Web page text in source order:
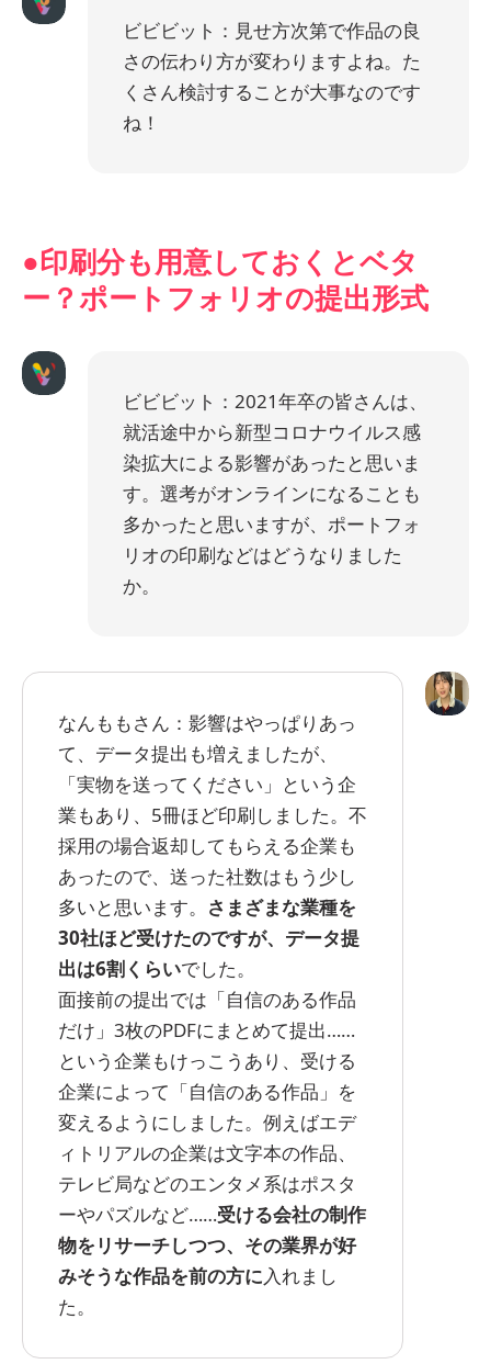
ビビビット：見せ方次第で作品の良
さの伝わり方が変わりますよね。た
くさん検討することが大事なのです
ね！
●印刷分も用意しておくとベタ
ー？ポートフォリオの提出形式
ビビビット：2021年卒の皆さんは、
就活途中から新型コロナウイルス感
染拡大による影響があったと思いま
す。選考がオンラインになることも
多かったと思いますが、ポートフォ
リオの印刷などはどうなりました
か。
なんももさん：影響はやっぱりあっ
て、データ提出も増えましたが、
「実物を送ってください」という企
業もあり、5冊ほど印刷しました。不
採用の場合返却してもらえる企業も
あったので、送った社数はもう少し
多いと思います。 さまざまな業種を
30社ほど受けたのですが、データ提
出は6割くらいでした。
面接前の提出では「自信のある作品
だけ」3枚のPDFにまとめて提出……
という企業もけっこうあり、受ける
企業によって「自信のある作品」を
変えるようにしました。例えばエデ
ィトリアルの企業は文字本の作品、
テレビ局などのエンタメ系はポスタ
ーやパズルなど……受ける会社の制作
物をリサーチしつつ、その業界が好
みそうな作品を前の方に入れまし
た。